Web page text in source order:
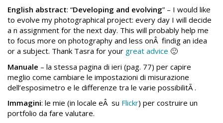
English abstract: “Developing and evolving” – I would like
to evolve my photographical project: every day I will decide
a n assignment for the next day. This will probably help me
to focus more on photography and less onÂ findig an idea
or a subject. Thank Tasra for your great advice 🙂
Manuale – la stessa pagina di ieri (pag. 77) per capire
meglio come cambiare le impostazioni di misurazione
dell’esposimetro e le differenze tra le varie possibilitÃ .
Immagini: le mie (in locale eÂ su Flickr) per costruire un
portfolio da fare valutare.